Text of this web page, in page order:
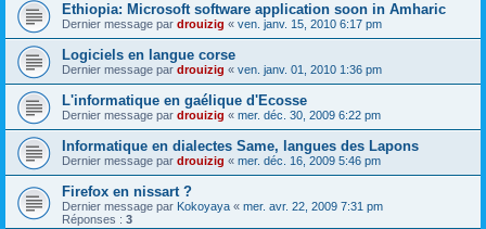
Ethiopia: Microsoft software application soon in Amharic
Dernier message par drouizig « ven. janv. 15, 2010 6:17 pm
Logiciels en langue corse
Dernier message par drouizig « ven. janv. 01, 2010 1:36 pm
L'informatique en gaélique d'Ecosse
Dernier message par drouizig « mer. déc. 30, 2009 6:22 pm
Informatique en dialectes Same, langues des Lapons
Dernier message par drouizig « mer. déc. 16, 2009 5:46 pm
Firefox en nissart ?
Dernier message par Kokoyaya « mer. avr. 22, 2009 7:31 pm
Réponses : 3